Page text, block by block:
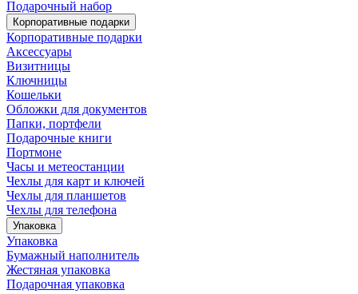
Подарочный набор
Корпоративные подарки
Корпоративные подарки
Аксессуары
Визитницы
Ключницы
Кошельки
Обложки для документов
Папки, портфели
Подарочные книги
Портмоне
Часы и метеостанции
Чехлы для карт и ключей
Чехлы для планшетов
Чехлы для телефона
Упаковка
Упаковка
Бумажный наполнитель
Жестяная упаковка
Подарочная упаковка